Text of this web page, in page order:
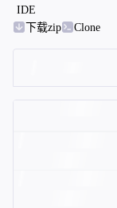
IDE
下载zip
Clone